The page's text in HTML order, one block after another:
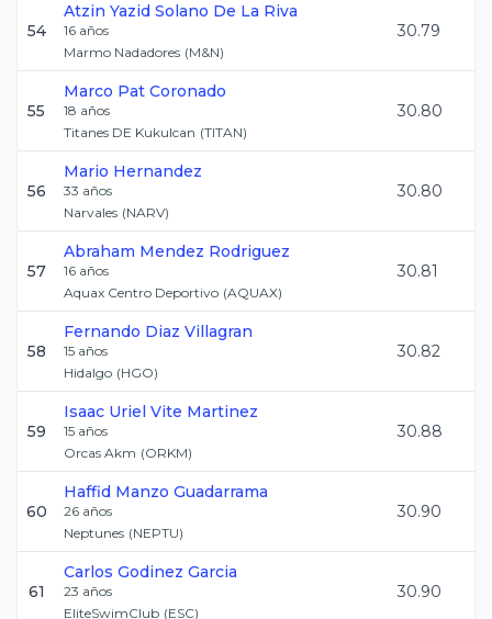
54
Atzin Yazid Solano De La Riva
16 años
Marmo Nadadores (M&N)
30.79
55
Marco Pat Coronado
18 años
Titanes DE Kukulcan (TITAN)
30.80
56
Mario Hernandez
33 años
Narvales (NARV)
30.80
57
Abraham Mendez Rodriguez
16 años
Aquax Centro Deportivo (AQUAX)
30.81
58
Fernando Diaz Villagran
15 años
Hidalgo (HGO)
30.82
59
Isaac Uriel Vite Martinez
15 años
Orcas Akm (ORKM)
30.88
60
Haffid Manzo Guadarrama
26 años
Neptunes (NEPTU)
30.90
61
Carlos Godinez Garcia
23 años
EliteSwimClub (ESC)
30.90